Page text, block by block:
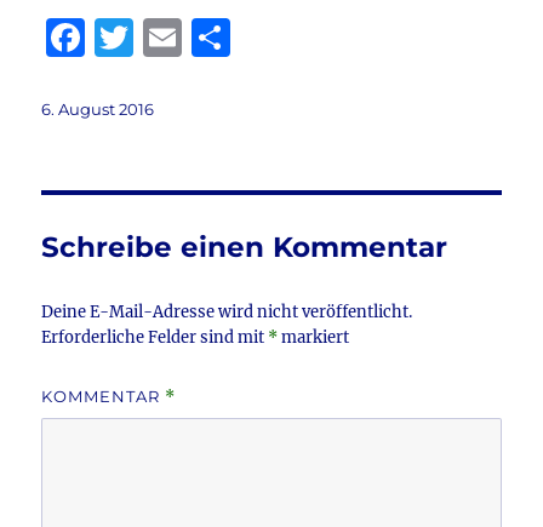
F
c
b
o
o
k
T
it
r
E
Veröffentlicht
6. August 2016
Schreibe einen Kommentar
Deine E-Mail-Adresse wird nicht veröffentlicht.
Erforderliche Felder sind mit *markiert
KOMMENTAR *